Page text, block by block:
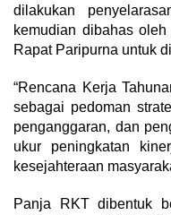
dilakukan
kemudian dibahas
Rapat Paripurna untuk
“Rencana Kerja
sebagai pedoman
penganggaran, dan
ukur peningkatan
kesejahteraan
Panja RKT dibentuk